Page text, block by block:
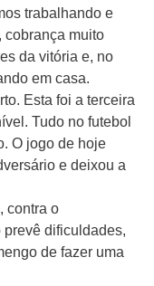
trabalhando e
cobrança muito
da vitória e, no
em casa.
Esta foi a terceira
Tudo no futebol
O jogo de hoje
e deixou a
contra o
dificuldades,
de fazer uma